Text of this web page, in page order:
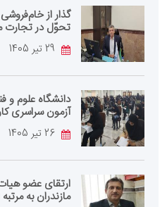
گذار از
تحوّل در تجارت
دانشگاه علوم و
آزمون سراسری
ارتقای عضو
مازندران به